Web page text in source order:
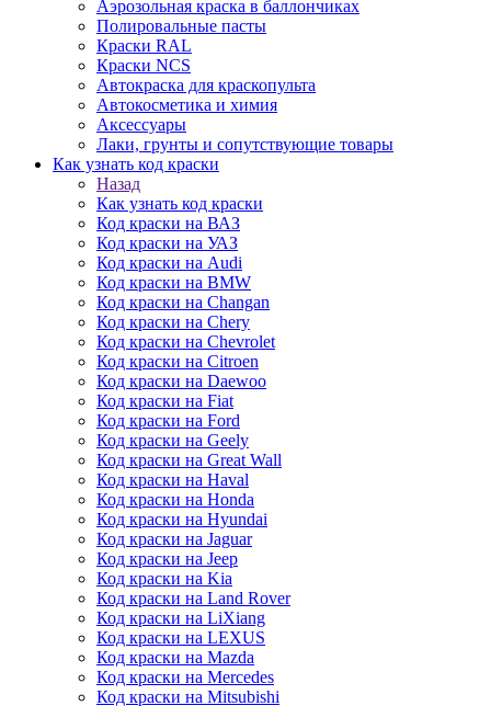
Аэрозольная краска в баллончиках
Полировальные пасты
Краски RAL
Краски NCS
Автокраска для краскопульта
Автокосметика и химия
Аксессуары
Лаки, грунты и сопутствующие товары
Как узнать код краски
Назад
Как узнать код краски
Код краски на ВАЗ
Код краски на УАЗ
Код краски на Audi
Код краски на BMW
Код краски на Changan
Код краски на Chery
Код краски на Chevrolet
Код краски на Citroen
Код краски на Daewoo
Код краски на Fiat
Код краски на Ford
Код краски на Geely
Код краски на Great Wall
Код краски на Haval
Код краски на Honda
Код краски на Hyundai
Код краски на Jaguar
Код краски на Jeep
Код краски на Kia
Код краски на Land Rover
Код краски на LiXiang
Код краски на LEXUS
Код краски на Mazda
Код краски на Mercedes
Код краски на Mitsubishi